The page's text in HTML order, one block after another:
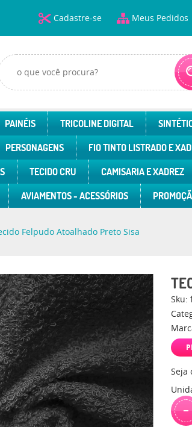
Cadastre-se Meus Pedidos
PAINÉIS TRICOLINE DIGITAL
PERSONAGENS FIO TINTO LISTRADO E
TECIDO CRU CAMISARIA E XADREZ
AVIAMENTOS - ACESSÓRIOS
Felpudo Atoalhado Preto Sisa
Sku:
Seja